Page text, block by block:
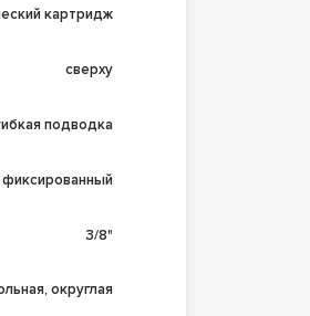
картридж
сверху
подводка
фиксированный
3/8"
округлая